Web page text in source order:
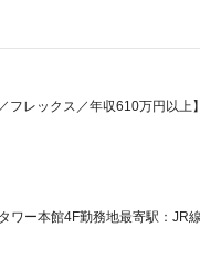
フレックス／年収610万円以上
ワー本館4F勤務地最寄駅：JR